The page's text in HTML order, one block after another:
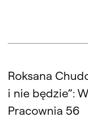
Roksana
i nie będzie”:
Pracownia 56